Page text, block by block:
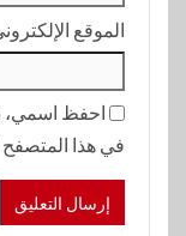
الموقع
احفظ اسمي،
في هذا المتصفح